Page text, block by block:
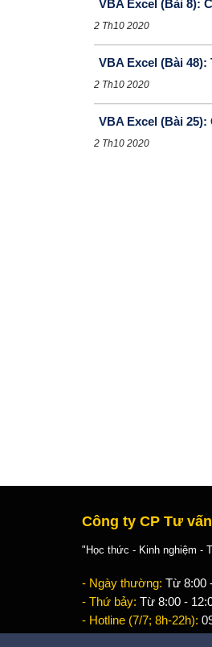
VBA Excel (Bài 8):
2 Th10 2020
VBA Excel (Bài
2 Th10 2020
VBA Excel (Bài
2 Th10 2020
Công ty CP Tư
"Học thức - Kinh nghiệm -
- Ngày thường: Từ 8:00
- Thứ bảy: Từ 8:00 -
- Hotline (7/7; 8h-22h):